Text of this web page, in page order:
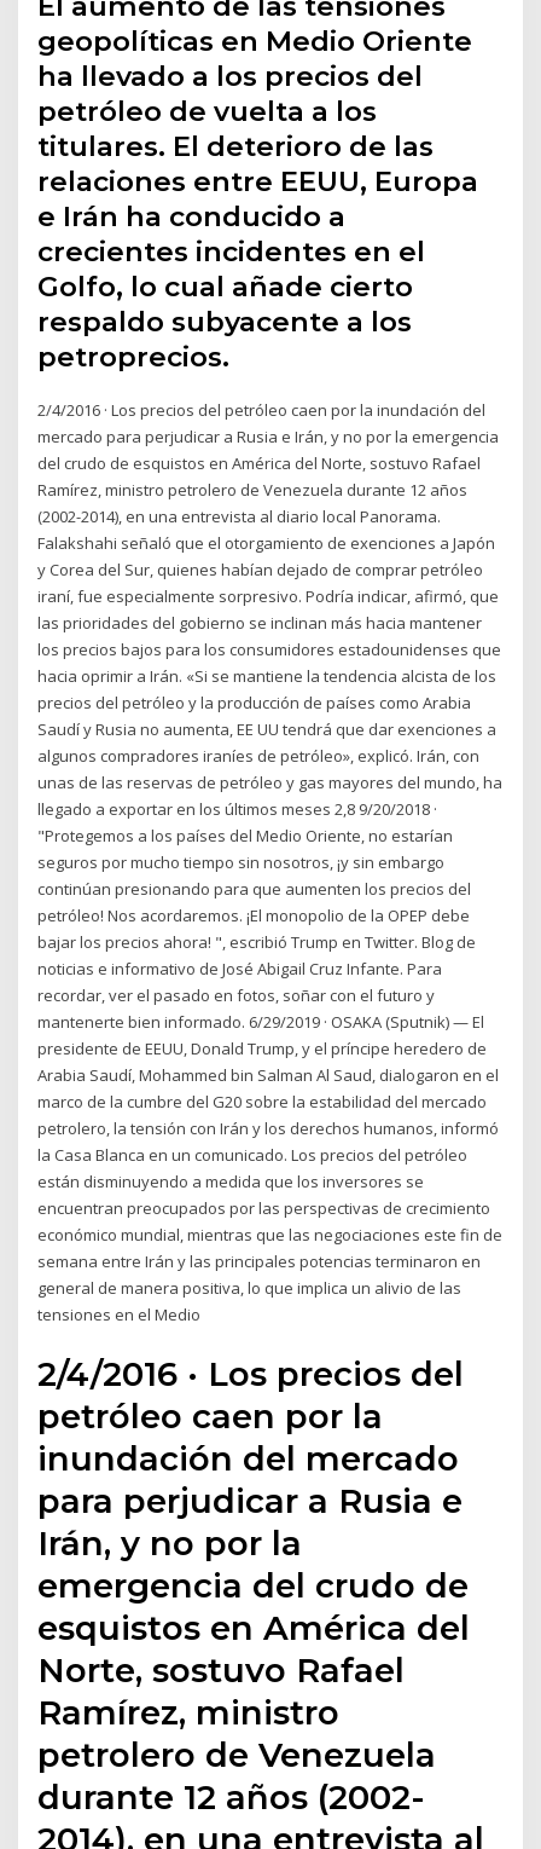
geopolíticas en Medio Oriente
ha llevado a los precios del
petróleo de vuelta a los
titulares. El deterioro de las
relaciones entre EEUU, Europa
e Irán ha conducido a
crecientes incidentes en el
Golfo, lo cual añade cierto
respaldo subyacente a los
petroprecios.
2/4/2016 · Los precios del petróleo caen por la inundación del
mercado para perjudicar a Rusia e Irán, y no por la emergencia
del crudo de esquistos en América del Norte, sostuvo Rafael
Ramírez, ministro petrolero de Venezuela durante 12 años
(2002-2014), en una entrevista al diario local Panorama.
Falakshahi señaló que el otorgamiento de exenciones a Japón
y Corea del Sur, quienes habían dejado de comprar petróleo
iraní, fue especialmente sorpresivo. Podría indicar, afirmó, que
las prioridades del gobierno se inclinan más hacia mantener
los precios bajos para los consumidores estadounidenses que
hacia oprimir a Irán. «Si se mantiene la tendencia alcista de los
precios del petróleo y la producción de países como Arabia
Saudí y Rusia no aumenta, EE UU tendrá que dar exenciones a
algunos compradores iraníes de petróleo», explicó. Irán, con
unas de las reservas de petróleo y gas mayores del mundo, ha
llegado a exportar en los últimos meses 2,8 9/20/2018 ·
"Protegemos a los países del Medio Oriente, no estarían
seguros por mucho tiempo sin nosotros, ¡y sin embargo
continúan presionando para que aumenten los precios del
petróleo! Nos acordaremos. ¡El monopolio de la OPEP debe
bajar los precios ahora! ", escribió Trump en Twitter. Blog de
noticias e informativo de José Abigail Cruz Infante. Para
recordar, ver el pasado en fotos, soñar con el futuro y
mantenerte bien informado. 6/29/2019 · OSAKA (Sputnik) — El
presidente de EEUU, Donald Trump, y el príncipe heredero de
Arabia Saudí, Mohammed bin Salman Al Saud, dialogaron en el
marco de la cumbre del G20 sobre la estabilidad del mercado
petrolero, la tensión con Irán y los derechos humanos, informó
la Casa Blanca en un comunicado. Los precios del petróleo
están disminuyendo a medida que los inversores se
encuentran preocupados por las perspectivas de crecimiento
económico mundial, mientras que las negociaciones este fin de
semana entre Irán y las principales potencias terminaron en
general de manera positiva, lo que implica un alivio de las
tensiones en el Medio
2/4/2016 · Los precios del
petróleo caen por la
inundación del mercado
para perjudicar a Rusia e
Irán, y no por la
emergencia del crudo de
esquistos en América del
Norte, sostuvo Rafael
Ramírez, ministro
petrolero de Venezuela
durante 12 años (2002-
2014), en una entrevista al